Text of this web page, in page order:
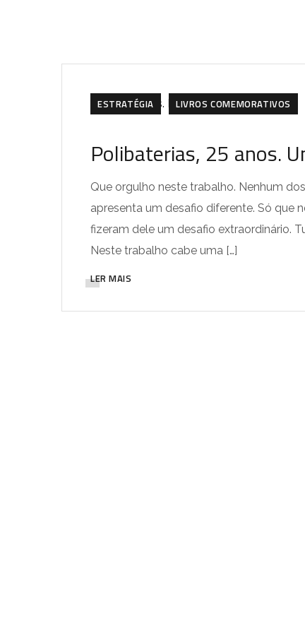
ESTRATÉGIA LIVROS COMEMORATIVOS
Polibaterias, 25 anos.
Que orgulho neste trabalho. Nenhum
apresenta um desafio diferente. Só que
fizeram dele um desafio extraordinário.
Neste trabalho cabe uma […]
LER MAIS